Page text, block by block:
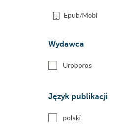
Epub/Mobi
Wydawca
Uroboros
Język publikacji
polski